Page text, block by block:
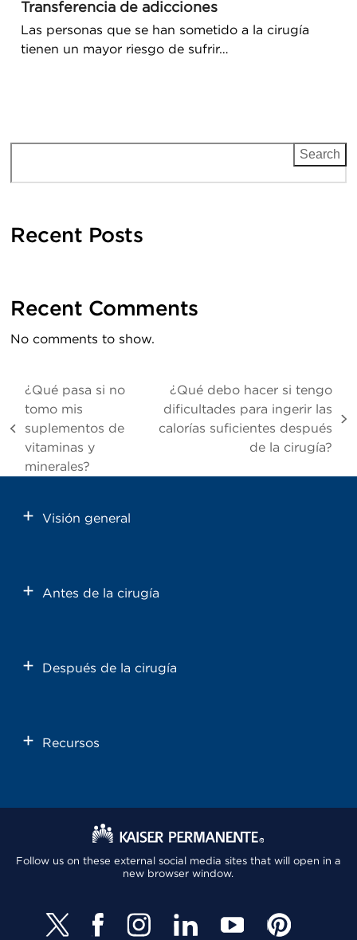
Transferencia de adicciones
Las personas que se han sometido a la cirugía
tienen un mayor riesgo de sufrir…
Search
Recent Posts
Recent Comments
No comments to show.
previous
post:
¿Qué pasa si no
tomo mis
suplementos de
vitaminas y
minerales?
next
¿Qué debo hacer si tengo
dificultades para ingerir las
calorías suficientes después
de la cirugía?
Visión general
Antes de la cirugía
Después de la cirugía
Recursos
Follow us on these external social media sites that will open in a
new browser window.